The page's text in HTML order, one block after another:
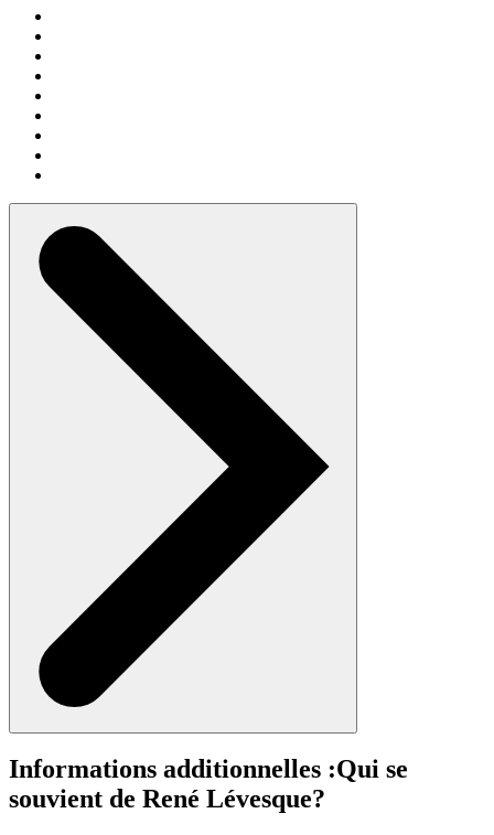
Informations additionnelles :Qui se
souvient de René Lévesque?